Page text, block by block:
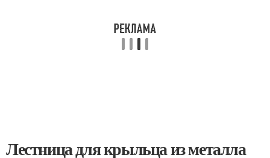
Лестница для крыльца из металла